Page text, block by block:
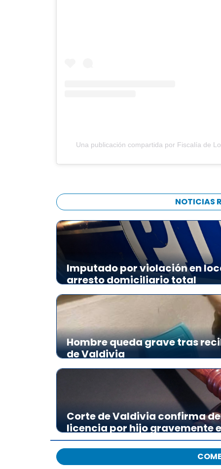
Una publicación compartida por Fiscalía de
NOTICIAS
Imputado por violación en
arresto domiciliario total
Hombre queda grave tras
de Valdivia
Corte de Valdivia confirma
licencia por hijo gravemente